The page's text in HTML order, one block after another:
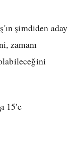
şimdiden aday
zamanı
15'e